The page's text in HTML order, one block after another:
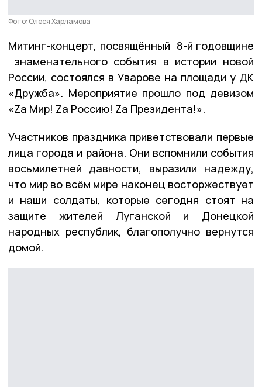
Фото: Олеся Харламова
Митинг-концерт, посвящённый 8-й годовщине
знаменательного события в истории новой
России, состоялся в Уварове на площади у ДК
«Дружба». Мероприятие прошло под девизом
«Zа Мир! Zа Россию! Zа Президента!».
Участников праздника приветствовали первые
лица города и района. Они вспомнили события
восьмилетней давности, выразили надежду,
что мир во всём мире наконец восторжествует
и наши солдаты, которые сегодня стоят на
защите жителей Луганской и Донецкой
народных республик, благополучно вернутся
домой.